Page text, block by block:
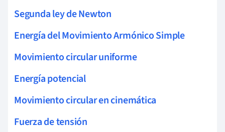
Segunda ley de Newton
Energía del Movimiento Armónico Simple
Movimiento circular uniforme
Energía potencial
Movimiento circular en cinemática
Fuerza de tensión